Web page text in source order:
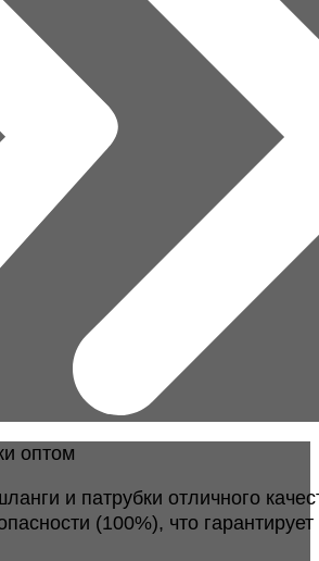
оптом
и патрубки отличного
(100%), что